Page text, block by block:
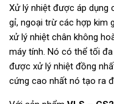
Xử lý nhiệt được áp dụng
gỉ, ngoại trừ các hợp kim
xử lý nhiệt chân không
máy tính. Nó có thể tối
được xử lý nhiệt đồng
cứng cao nhất nó tạo ra